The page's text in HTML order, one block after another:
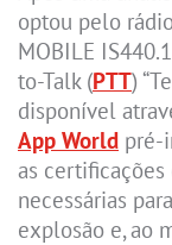
optou pelo
MOBILE
to-Talk (PTT)
disponível
App World pré-
as
necessárias
explosão e, ao